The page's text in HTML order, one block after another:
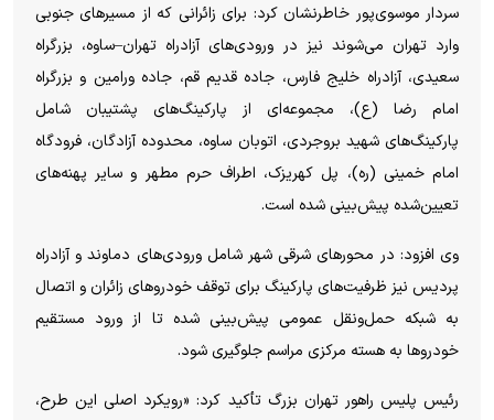
سردار موسوی‌پور خاطرنشان کرد: برای زائرانی که از مسیر‌های جنوبی
وارد تهران می‌شوند نیز در ورودی‌های آزادراه تهران–ساوه، بزرگراه
سعیدی، آزادراه خلیج فارس، جاده قدیم قم، جاده ورامین و بزرگراه
امام رضا (ع)، مجموعه‌ای از پارکینگ‌های پشتیبان شامل
پارکینگ‌های شهید بروجردی، اتوبان ساوه، محدوده آزادگان، فرودگاه
امام خمینی (ره)، پل کهریزک، اطراف حرم مطهر و سایر پهنه‌های
تعیین‌شده پیش‌بینی شده است.
وی افزود: در محور‌های شرقی شهر شامل ورودی‌های دماوند و آزادراه
پردیس نیز ظرفیت‌های پارکینگ برای توقف خودرو‌های زائران و اتصال
به شبکه حمل‌ونقل عمومی پیش‌بینی شده تا از ورود مستقیم
خودرو‌ها به هسته مرکزی مراسم جلوگیری شود.
رئیس پلیس راهور تهران بزرگ تأکید کرد: «رویکرد اصلی این طرح،